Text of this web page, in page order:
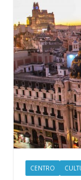
CENTRO